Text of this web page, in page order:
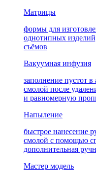
Матрицы
формы для
однотипных
съёмов
Вакуумная инфузия
заполнение пустот
смолой после
и равномерную
Напыление
быстрое нанесение
смолой с помощью
дополнительная
Мастер модель